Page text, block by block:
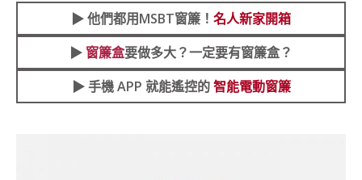
▶︎他們都用MSBT窗簾！ 名人新家開箱
▶︎ 窗簾盒要做多大？一定要有窗簾盒？
▶︎ 手機 APP 就能遙控的智能電動窗簾